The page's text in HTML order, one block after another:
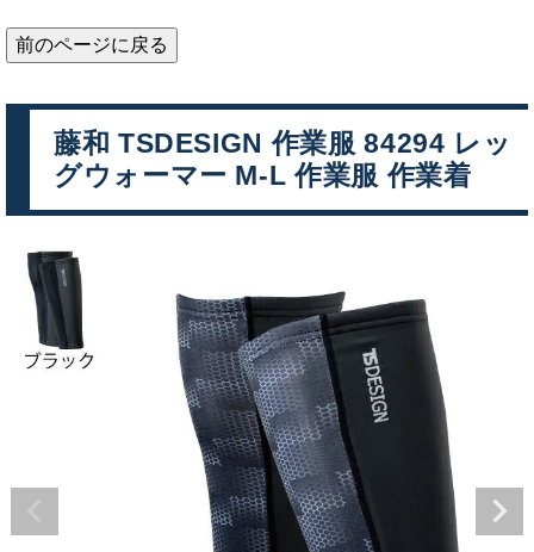
前のページに戻る
藤和 TSDESIGN 作業服 84294 レッ
グウォーマー M-L 作業服 作業着